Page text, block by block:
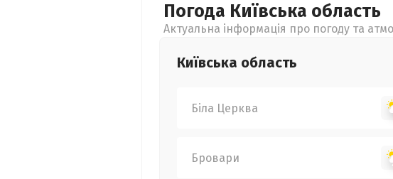
Погода Київська область
Актуальна інформація про погоду та
Київська область
Біла Церква
Бровари